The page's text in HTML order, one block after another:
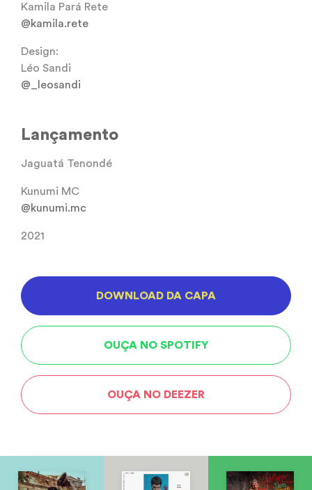
Kamila Pará Rete
@kamila.rete
Design:
Léo Sandi
@_leosandi
Lançamento
Jaguatá Tenondé
Kunumi MC
@kunumi.mc
2021
DOWNLOAD DA CAPA
OUÇA NO SPOTIFY
OUÇA NO DEEZER